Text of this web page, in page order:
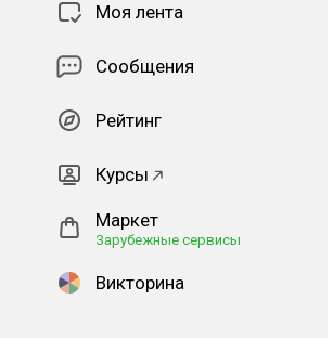
Моя лента
Сообщения
Рейтинг
Курсы
Маркет
Зарубежные сервисы
Викторина